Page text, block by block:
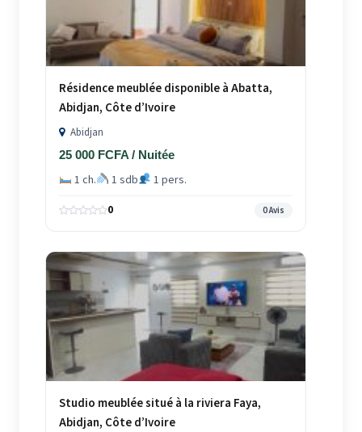
Résidence meublée disponible à Abatta,
Abidjan, Côte d’Ivoire
Abidjan
25 000 FCFA / Nuitée
1 ch. 1 sdb 1 pers.
0 0 Avis
Studio meublée situé à la riviera Faya,
Abidjan, Côte d’Ivoire